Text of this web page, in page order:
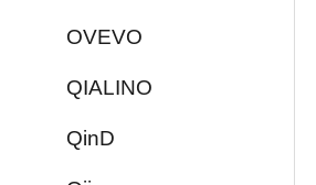
OVEVO
QIALINO
QinD